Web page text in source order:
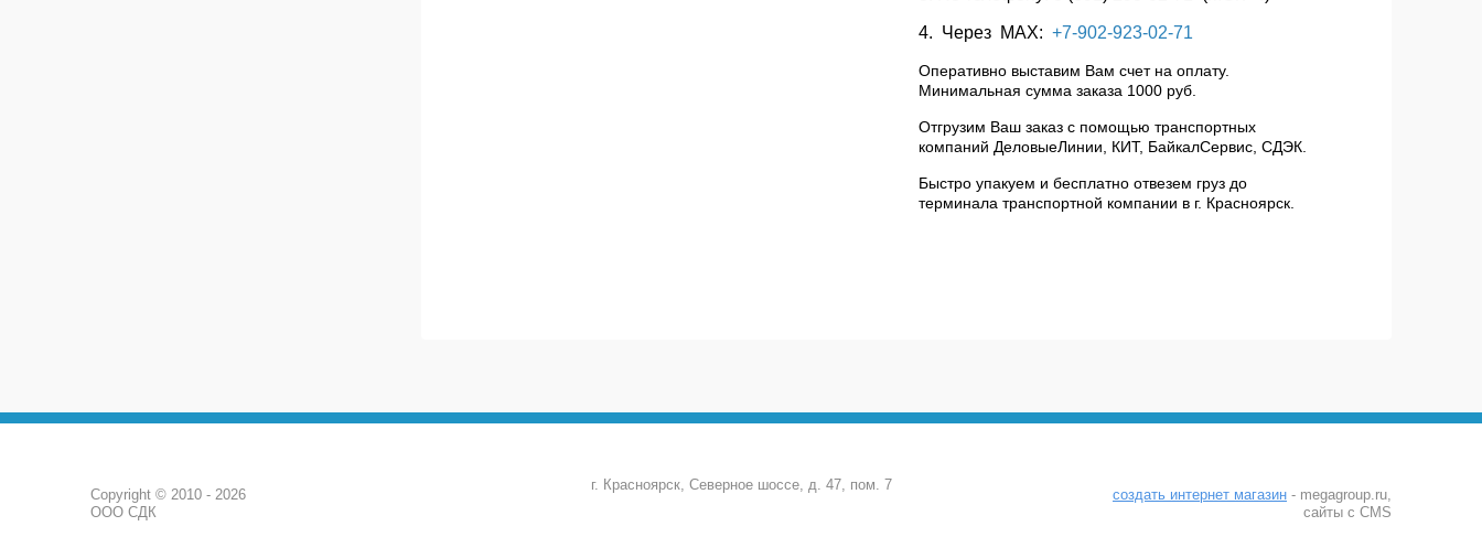
4. Через МАХ: +7-902-923-02-71
Оперативно выставим Вам счет на оплату.
Минимальная сумма заказа 1000 руб.
Отгрузим Ваш заказ с помощью транспортных
компаний ДеловыеЛинии, КИТ, БайкалСервис, СДЭК.
Быстро упакуем и бесплатно отвезем груз до
терминала транспортной компании в г. Красноярск.
Copyright © 2010 - 2026
ООО СДК
г. Красноярск, Северное шоссе, д. 47, пом. 7
создать интернет магазин - megagroup.ru,
сайты с CMS